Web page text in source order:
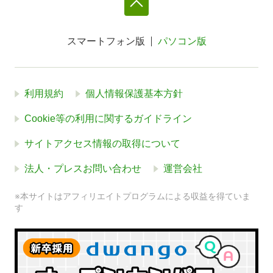
スマートフォン版 パソコン版
利用規約 個人情報保護基本方針
Cookie等の利用に関するガイドライン
サイトアクセス情報の取得について
法人・プレスお問い合わせ 運営会社
※本サイトはアフィリエイトプログラムによる収益を得ていま
す